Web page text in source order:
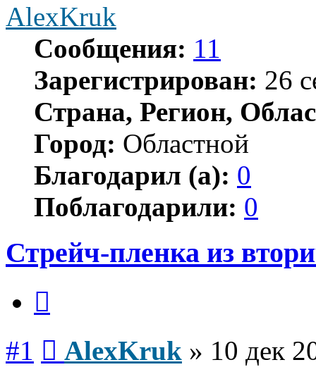
AlexKruk
Сообщения: 11
Зарегистрирован: 26
Страна, Регион,
Город: Областной
Благодарил (а): 0
Поблагодарили: 0
Стрейч-пленка из
#1 AlexKruk » 10 дек